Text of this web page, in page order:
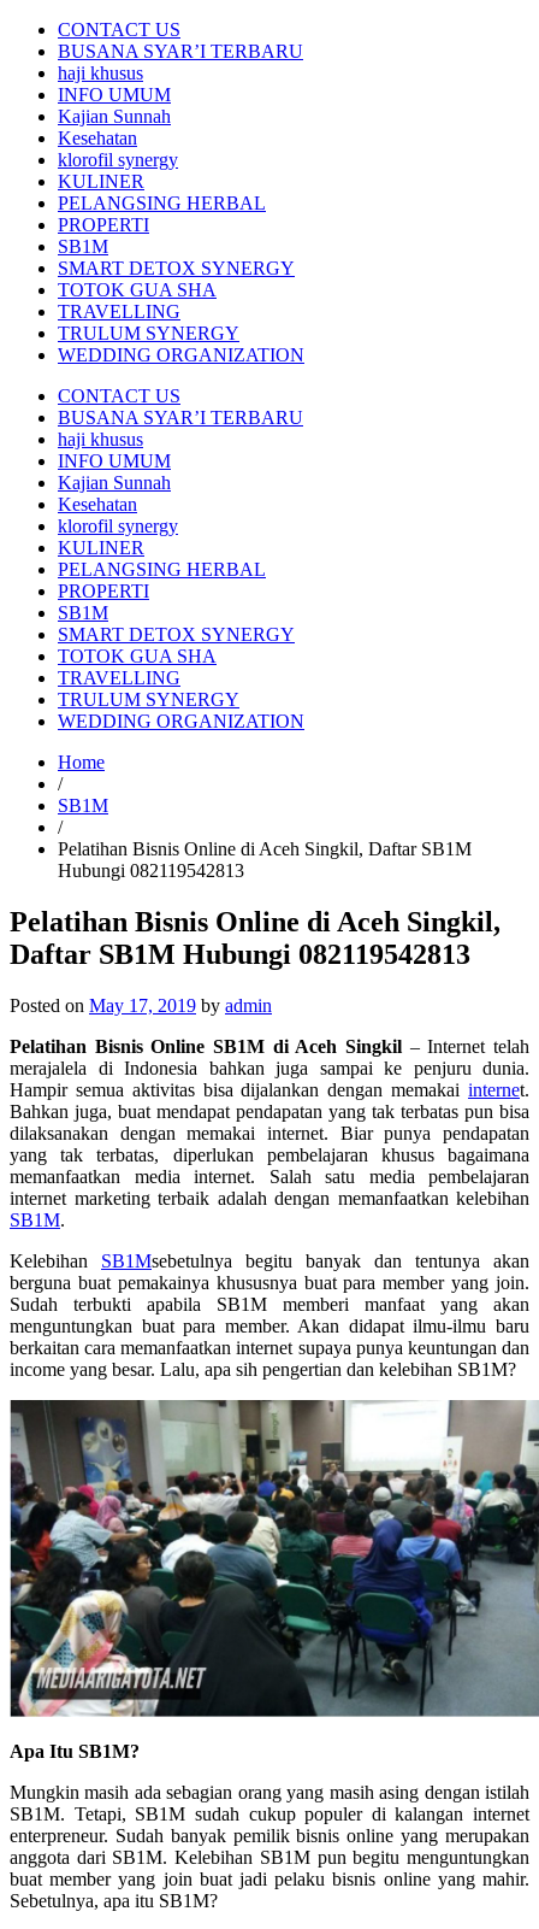
CONTACT US
BUSANA SYAR’I TERBARU
haji khusus
INFO UMUM
Kajian Sunnah
Kesehatan
klorofil synergy
KULINER
PELANGSING HERBAL
PROPERTI
SB1M
SMART DETOX SYNERGY
TOTOK GUA SHA
TRAVELLING
TRULUM SYNERGY
WEDDING ORGANIZATION
CONTACT US
BUSANA SYAR’I TERBARU
haji khusus
INFO UMUM
Kajian Sunnah
Kesehatan
klorofil synergy
KULINER
PELANGSING HERBAL
PROPERTI
SB1M
SMART DETOX SYNERGY
TOTOK GUA SHA
TRAVELLING
TRULUM SYNERGY
WEDDING ORGANIZATION
Home
/
SB1M
/
Pelatihan Bisnis Online di Aceh Singkil, Daftar SB1M
Hubungi 082119542813
Pelatihan Bisnis Online di Aceh Singkil,
Daftar SB1M Hubungi 082119542813
Posted on May 17, 2019 by admin
Pelatihan Bisnis Online SB1M di Aceh Singkil – Internet telah
merajalela di Indonesia bahkan juga sampai ke penjuru dunia.
Hampir semua aktivitas bisa dijalankan dengan memakai internet.
Bahkan juga, buat mendapat pendapatan yang tak terbatas pun bisa
dilaksanakan dengan memakai internet. Biar punya pendapatan
yang tak terbatas, diperlukan pembelajaran khusus bagaimana
memanfaatkan media internet. Salah satu media pembelajaran
internet marketing terbaik adalah dengan memanfaatkan kelebihan
SB1M.
Kelebihan SB1Msebetulnya begitu banyak dan tentunya akan
berguna buat pemakainya khususnya buat para member yang join.
Sudah terbukti apabila SB1M memberi manfaat yang akan
menguntungkan buat para member. Akan didapat ilmu-ilmu baru
berkaitan cara memanfaatkan internet supaya punya keuntungan dan
income yang besar. Lalu, apa sih pengertian dan kelebihan SB1M?
Apa Itu SB1M?
Mungkin masih ada sebagian orang yang masih asing dengan istilah
SB1M. Tetapi, SB1M sudah cukup populer di kalangan internet
enterpreneur. Sudah banyak pemilik bisnis online yang merupakan
anggota dari SB1M. Kelebihan SB1M pun begitu menguntungkan
buat member yang join buat jadi pelaku bisnis online yang mahir.
Sebetulnya, apa itu SB1M?